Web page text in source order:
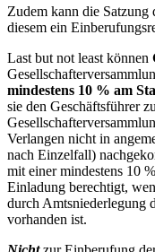
Zudem kann die Satzung
diesem ein
Last but not least können
mindestens 10 % am
sie den Geschäftsführer
Verlangen nicht in
nach Einzelfall)
mit einer mindestens 10
Einladung berechtigt,
durch Amtsniederlegung
vorhanden ist.